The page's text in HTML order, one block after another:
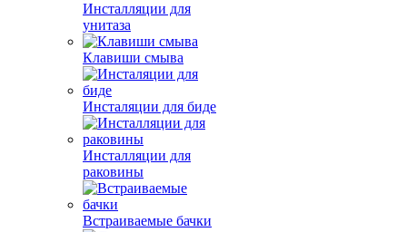
Инсталляции для
унитаза
Клавиши смыва
Инсталяции для биде
Инсталляции для
раковины
Встраиваемые бачки